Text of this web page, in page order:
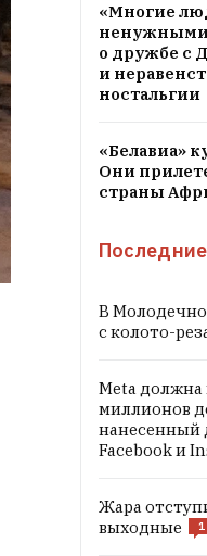
«Многие
о дружбе с
и
ностальгии
«Белавиа»
Они
страны
В
с колото-
Meta должна
миллионов
нанесенный
Facebook и
Жара
выходные
1